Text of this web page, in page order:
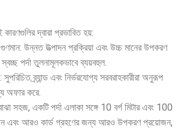
দ্বারা প্রভাবিত হয়:
উন্নত উত্পাদন প্রক্রিয়া এবং উচ্চ মানের উপকরণ
পর্দা তুলনামূলকভাবে ব্যয়বহুল.
সুপরিচিত ব্র্যান্ড এবং নির্ভরযোগ্য সরবরাহকারীরা অনুরূপ
অফার করে.
সহজ, একটি পর্দা এলাকা সঙ্গে 10 বর্গ মিটার এবং 100
এবং আরও কার্ড গ্রহণের জন্য আরও উপকরণ প্রয়োজন,